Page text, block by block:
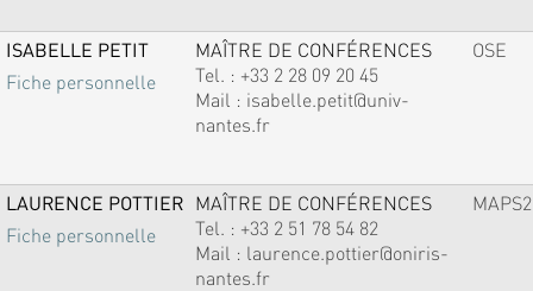
ISABELLE PETIT
Fiche personnelle
MAÎTRE DE CONFÉRENCES
Tel. : +33 2 28 09 20 45
Mail : isabelle.petit@univ-
nantes.fr
OSE
LAURENCE POTTIER
Fiche personnelle
MAÎTRE DE CONFÉRENCES
Tel. : +33 2 51 78 54 82
Mail : laurence.pottier@oniris-
nantes.fr
MAPS2